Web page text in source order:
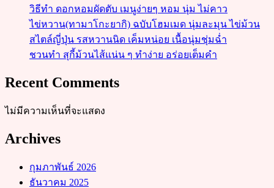
วิธีทำ ดอกหอมผัดตับ เมนูง่ายๆ หอม นุ่ม ไม่คาว
ไข่หวาน(ทามาโกะยากิ) ฉบับโฮมเมด นุ่มละมุน ไข่ม้วน
สไตล์ญี่ปุ่น รสหวานนิด เค็มหน่อย เนื้อนุ่มชุ่มฉ่ำ
ชวนทำ สุกี้ม้วนไส้แน่น ๆ ทำง่าย อร่อยเต็มคำ
Recent Comments
ไม่มีความเห็นที่จะแสดง
Archives
กุมภาพันธ์ 2026
ธันวาคม 2025